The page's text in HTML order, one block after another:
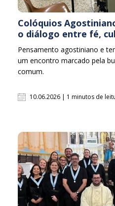
Colóquios
o diálogo entre fé,
Pensamento agostiniano e
um encontro marcado pela
comum.
10.06.2026 | 1 minutos de